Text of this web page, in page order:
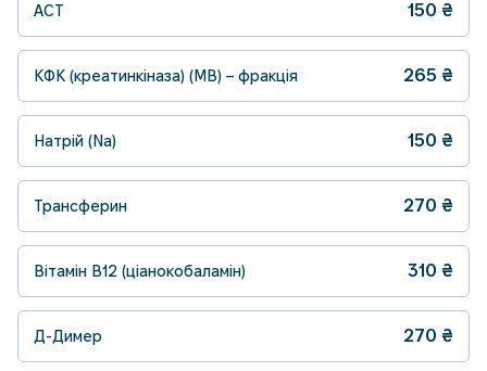
АСТ 150 ₴
КФК (креатинкіназа) (МВ) – фракція 265 ₴
Натрій (Na) 150 ₴
Трансферин 270 ₴
Вітамін В12 (ціанокобаламін) 310 ₴
Д-Димер 270 ₴